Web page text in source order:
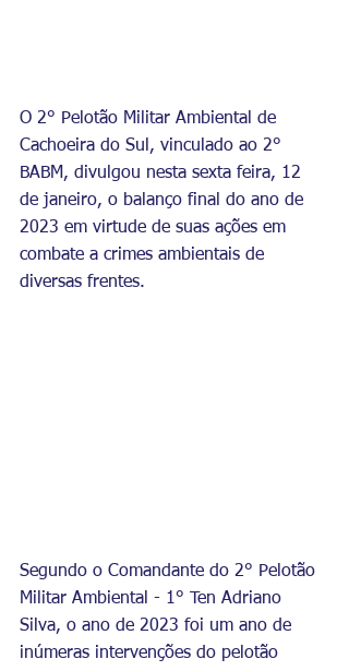
O 2° Pelotão Militar Ambiental de
Cachoeira do Sul, vinculado ao 2°
BABM, divulgou nesta sexta feira, 12
de janeiro, o balanço final do ano de
2023 em virtude de suas ações em
combate a crimes ambientais de
diversas frentes.
Segundo o Comandante do 2° Pelotão
Militar Ambiental - 1° Ten Adriano
Silva, o ano de 2023 foi um ano de
inúmeras intervenções do pelotão